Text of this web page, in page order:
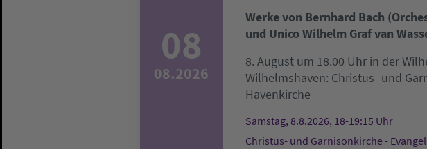
08
08.2026
Werke von Bernhard Bach
und Unico Wilhelm Graf van
8. August um 18.00 Uhr in der
Wilhelmshaven: Christus- und
Havenkirche
Samstag, 8.8.2026, 18-19:15 Uhr
Christus- und Garnisonkirche -